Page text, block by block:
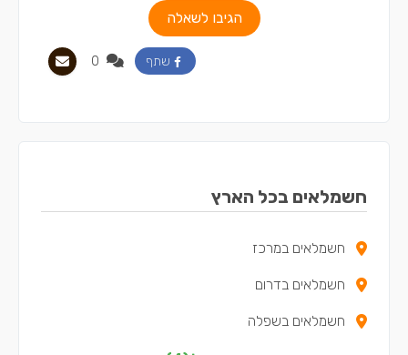
הגיבו לשאלה
שתף
חשמלאים בכל הארץ
חשמלאים במרכז
חשמלאים בדרום
חשמלאים בשפלה